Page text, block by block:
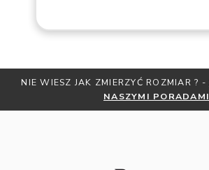
NIE WIESZ JAK ZMIERZYĆ ROZMIAR ? -
NASZYMI PORADAMI